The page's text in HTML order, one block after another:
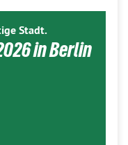
Stadt.
in Berlin